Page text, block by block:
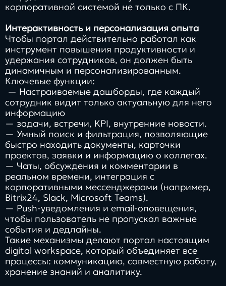
корпоративной системой не только с ПК.
Интерактивность и персонализация опыта
Чтобы портал действительно работал как
инструмент повышения продуктивности и
удержания сотрудников, он должен быть
динамичным и персонализированным.
Ключевые функции:
— Настраиваемые дашборды, где каждый
сотрудник видит только актуальную для него
информацию
— задачи, встречи, KPI, внутренние новости.
— Умный поиск и фильтрация, позволяющие
быстро находить документы, карточки
проектов, заявки и информацию о коллегах.
— Чаты, обсуждения и комментарии в
реальном времени, интеграция с
корпоративными мессенджерами (например,
Bitrix24, Slack, Microsoft Teams).
— Push-уведомления и email-оповещения,
чтобы пользователь не пропускал важные
события и дедлайны.
Такие механизмы делают портал настоящим
digital workspace, который объединяет все
процессы: коммуникацию, совместную работу,
хранение знаний и аналитику.